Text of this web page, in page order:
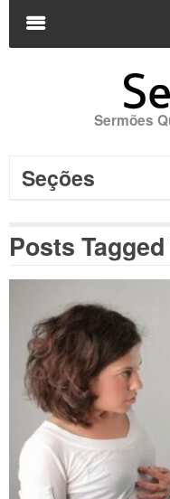
m
Sermões
Seções
Posts